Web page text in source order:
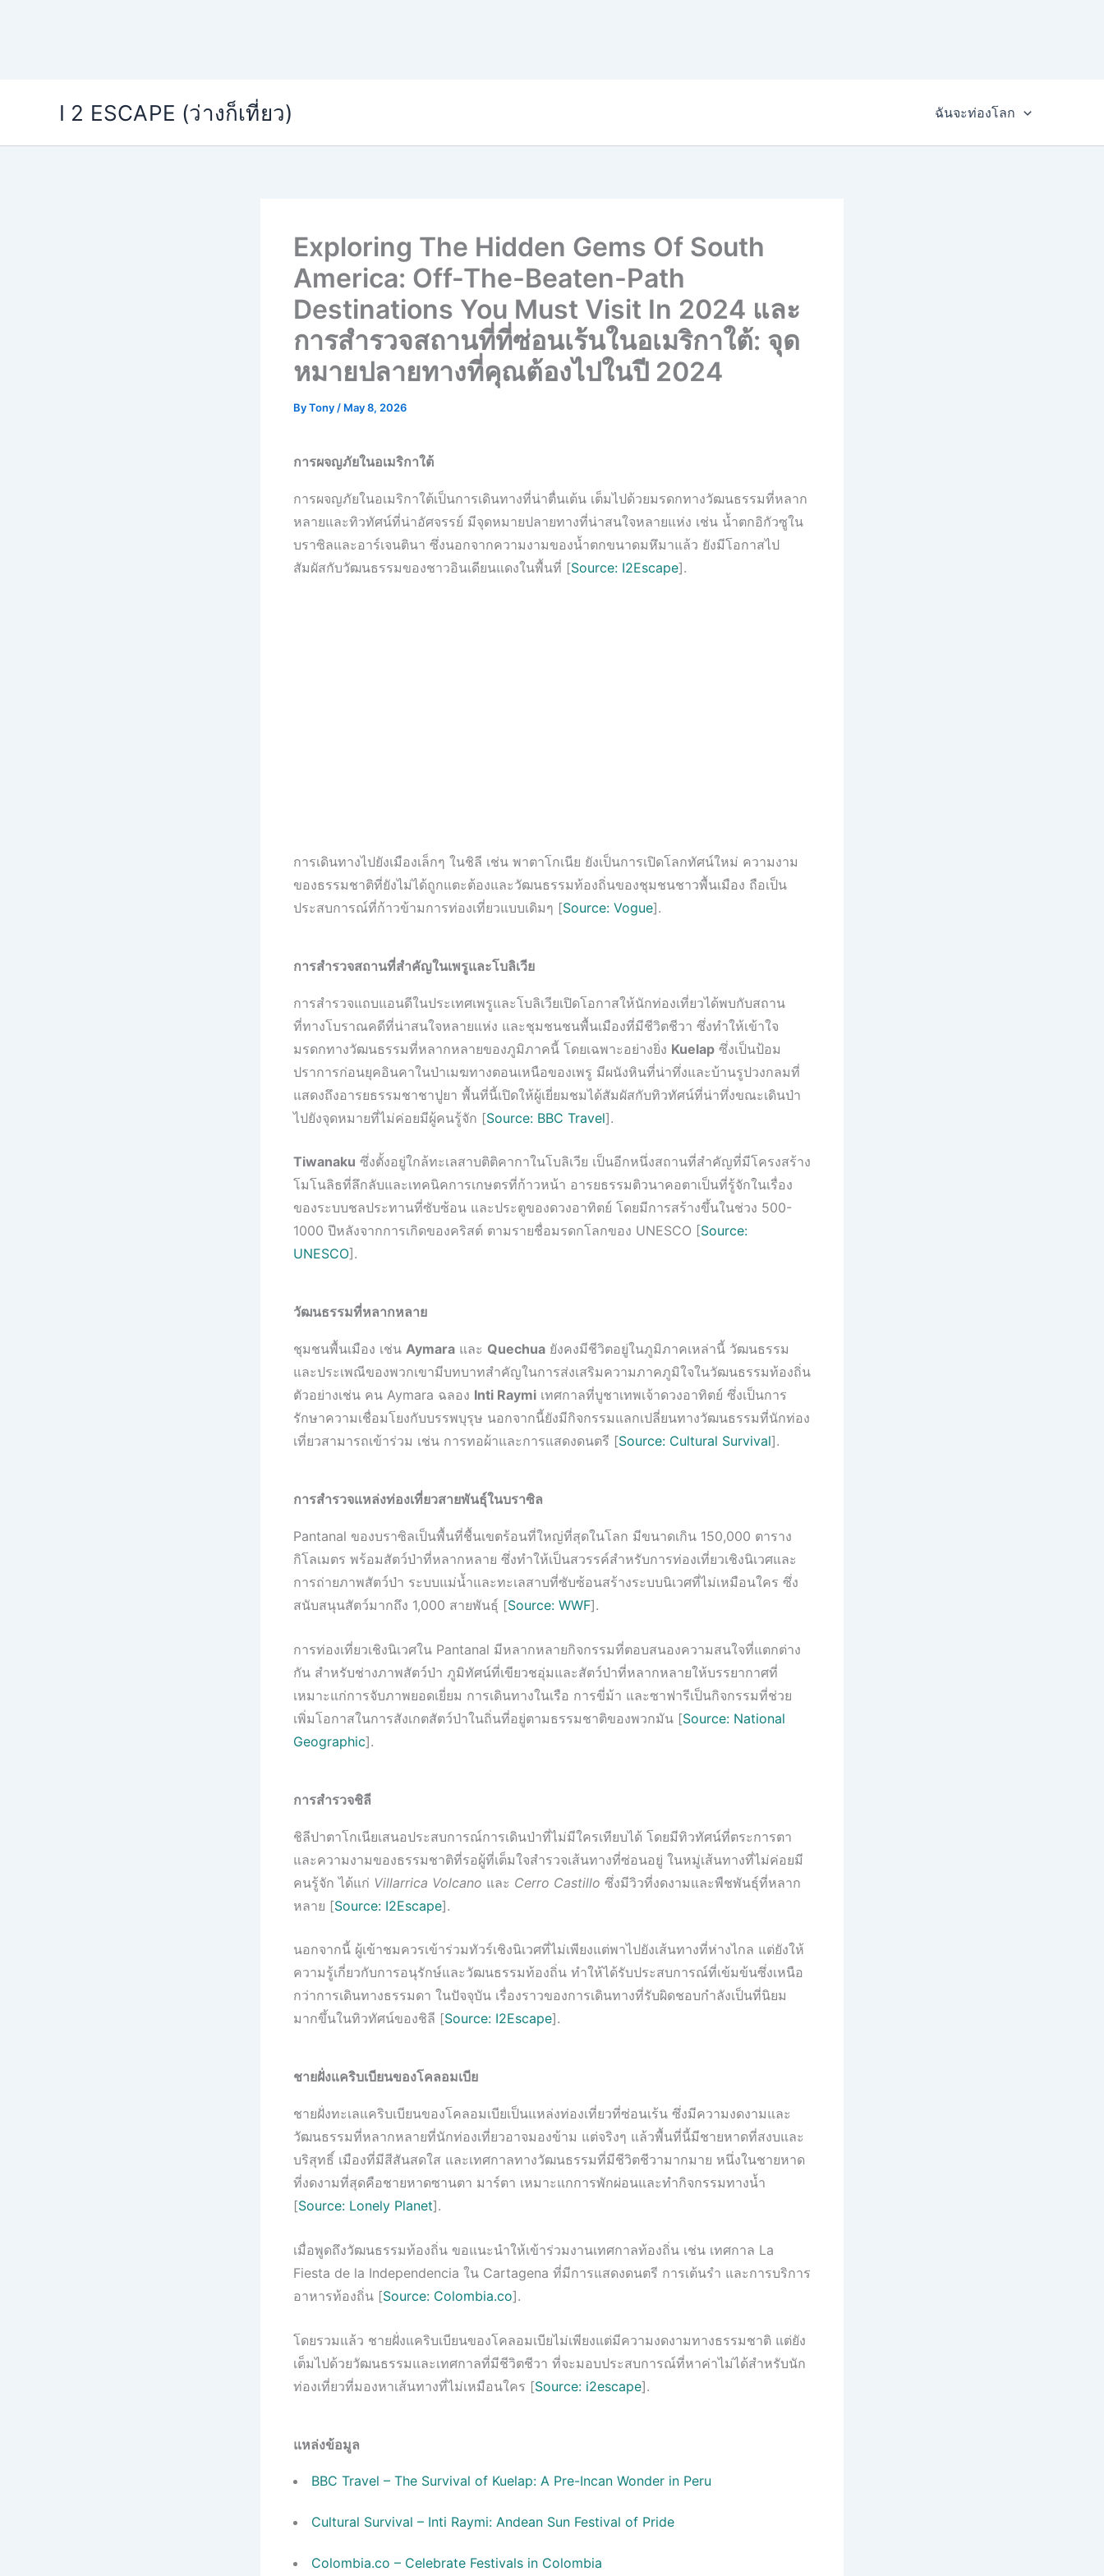
I 2 ESCAPE (ว่างก็เที่ยว) ฉันจะท่องโลก
Exploring The Hidden Gems Of South
America: Off-The-Beaten-Path
Destinations You Must Visit In 2024 และ
การสำรวจสถานที่ที่ซ่อนเร้นในอเมริกาใต้: จุด
หมายปลายทางที่คุณต้องไปในปี 2024
ByTony / May 8, 2026
การผจญภัยในอเมริกาใต้
การผจญภัยในอเมริกาใต้เป็นการเดินทางที่น่าตื่นเต้น เต็มไปด้วยมรดกทางวัฒนธรรมที่หลาก
หลายและทิวทัศน์ที่น่าอัศจรรย์ มีจุดหมายปลายทางที่น่าสนใจหลายแห่ง เช่น น้ำตกอิกัวซูใน
บราซิลและอาร์เจนตินา ซึ่งนอกจากความงามของน้ำตกขนาดมหึมาแล้ว ยังมีโอกาสไป
สัมผัสกับวัฒนธรรมของชาวอินเดียนแดงในพื้นที่ [Source: I2Escape].
การเดินทางไปยังเมืองเล็กๆ ในชิลี เช่น พาตาโกเนีย ยังเป็นการเปิดโลกทัศน์ใหม่ ความงาม
ของธรรมชาติที่ยังไม่ได้ถูกแตะต้องและวัฒนธรรมท้องถิ่นของชุมชนชาวพื้นเมือง ถือเป็น
ประสบการณ์ที่ก้าวข้ามการท่องเที่ยวแบบเดิมๆ [Source: Vogue].
การสำรวจสถานที่สำคัญในเพรูและโบลิเวีย
การสำรวจแถบแอนดีในประเทศเพรูและโบลิเวียเปิดโอกาสให้นักท่องเที่ยวได้พบกับสถาน
ที่ทางโบราณคดีที่น่าสนใจหลายแห่ง และชุมชนชนพื้นเมืองที่มีชีวิตชีวา ซึ่งทำให้เข้าใจ
มรดกทางวัฒนธรรมที่หลากหลายของภูมิภาคนี้ โดยเฉพาะอย่างยิ่ง Kuelap ซึ่งเป็นป้อม
ปราการก่อนยุคอินคาในป่าเมฆทางตอนเหนือของเพรู มีผนังหินที่น่าทึ่งและบ้านรูปวงกลมที่
แสดงถึงอารยธรรมชาชาปูยา พื้นที่นี้เปิดให้ผู้เยี่ยมชมได้สัมผัสกับทิวทัศน์ที่น่าทึ่งขณะเดินป่า
ไปยังจุดหมายที่ไม่ค่อยมีผู้คนรู้จัก [Source: BBC Travel].
Tiwanaku ซึ่งตั้งอยู่ใกล้ทะเลสาบติติคากาในโบลิเวีย เป็นอีกหนึ่งสถานที่สำคัญที่มีโครงสร้าง
โมโนลิธที่ลึกลับและเทคนิคการเกษตรที่ก้าวหน้า อารยธรรมติวนาคอตาเป็นที่รู้จักในเรื่อง
ของระบบชลประทานที่ซับซ้อน และประตูของดวงอาทิตย์ โดยมีการสร้างขึ้นในช่วง 500-
1000 ปีหลังจากการเกิดของคริสต์ ตามรายชื่อมรดกโลกของ UNESCO [Source:
UNESCO].
วัฒนธรรมที่หลากหลาย
ชุมชนพื้นเมือง เช่น Aymara และ Quechua ยังคงมีชีวิตอยู่ในภูมิภาคเหล่านี้ วัฒนธรรม
และประเพณีของพวกเขามีบทบาทสำคัญในการส่งเสริมความภาคภูมิใจในวัฒนธรรมท้องถิ่น
ตัวอย่างเช่น คน Aymara ฉลอง Inti Raymi เทศกาลที่บูชาเทพเจ้าดวงอาทิตย์ ซึ่งเป็นการ
รักษาความเชื่อมโยงกับบรรพบุรุษ นอกจากนี้ยังมีกิจกรรมแลกเปลี่ยนทางวัฒนธรรมที่นักท่อง
เที่ยวสามารถเข้าร่วม เช่น การทอผ้าและการแสดงดนตรี [Source: Cultural Survival].
การสำรวจแหล่งท่องเที่ยวสายพันธุ์ในบราซิล
Pantanal ของบราซิลเป็นพื้นที่ชื้นเขตร้อนที่ใหญ่ที่สุดในโลก มีขนาดเกิน 150,000 ตาราง
กิโลเมตร พร้อมสัตว์ป่าที่หลากหลาย ซึ่งทำให้เป็นสวรรค์สำหรับการท่องเที่ยวเชิงนิเวศและ
การถ่ายภาพสัตว์ป่า ระบบแม่น้ำและทะเลสาบที่ซับซ้อนสร้างระบบนิเวศที่ไม่เหมือนใคร ซึ่ง
สนับสนุนสัตว์มากถึง 1,000 สายพันธุ์ [Source: WWF].
การท่องเที่ยวเชิงนิเวศใน Pantanal มีหลากหลายกิจกรรมที่ตอบสนองความสนใจที่แตกต่าง
กัน สำหรับช่างภาพสัตว์ป่า ภูมิทัศน์ที่เขียวชอุ่มและสัตว์ป่าที่หลากหลายให้บรรยากาศที่
เหมาะแก่การจับภาพยอดเยี่ยม การเดินทางในเรือ การขี่ม้า และซาฟารีเป็นกิจกรรมที่ช่วย
เพิ่มโอกาสในการสังเกตสัตว์ป่าในถิ่นที่อยู่ตามธรรมชาติของพวกมัน [Source: National
Geographic].
การสำรวจชิลี
ชิลีปาตาโกเนียเสนอประสบการณ์การเดินป่าที่ไม่มีใครเทียบได้ โดยมีทิวทัศน์ที่ตระการตา
และความงามของธรรมชาติที่รอผู้ที่เต็มใจสำรวจเส้นทางที่ซ่อนอยู่ ในหมู่เส้นทางที่ไม่ค่อยมี
คนรู้จัก ได้แก่ Villarrica Volcano และ Cerro Castillo ซึ่งมีวิวที่งดงามและพืชพันธุ์ที่หลาก
หลาย [Source: I2Escape].
นอกจากนี้ ผู้เข้าชมควรเข้าร่วมทัวร์เชิงนิเวศที่ไม่เพียงแต่พาไปยังเส้นทางที่ห่างไกล แต่ยังให้
ความรู้เกี่ยวกับการอนุรักษ์และวัฒนธรรมท้องถิ่น ทำให้ได้รับประสบการณ์ที่เข้มข้นซึ่งเหนือ
กว่าการเดินทางธรรมดา ในปัจจุบัน เรื่องราวของการเดินทางที่รับผิดชอบกำลังเป็นที่นิยม
มากขึ้นในทิวทัศน์ของชิลี [Source: I2Escape].
ชายฝั่งแคริบเบียนของโคลอมเบีย
ชายฝั่งทะเลแคริบเบียนของโคลอมเบียเป็นแหล่งท่องเที่ยวที่ซ่อนเร้น ซึ่งมีความงดงามและ
วัฒนธรรมที่หลากหลายที่นักท่องเที่ยวอาจมองข้าม แต่จริงๆ แล้วพื้นที่นี้มีชายหาดที่สงบและ
บริสุทธิ์ เมืองที่มีสีสันสดใส และเทศกาลทางวัฒนธรรมที่มีชีวิตชีวามากมาย หนึ่งในชายหาด
ที่งดงามที่สุดคือชายหาดซานตา มาร์ตา เหมาะแกการพักผ่อนและทำกิจกรรมทางน้ำ
[Source: Lonely Planet].
เมื่อพูดถึงวัฒนธรรมท้องถิ่น ขอแนะนำให้เข้าร่วมงานเทศกาลท้องถิ่น เช่น เทศกาล La
Fiesta de la Independencia ใน Cartagena ที่มีการแสดงดนตรี การเต้นรำ และการบริการ
อาหารท้องถิ่น [Source: Colombia.co].
โดยรวมแล้ว ชายฝั่งแคริบเบียนของโคลอมเบียไม่เพียงแต่มีความงดงามทางธรรมชาติ แต่ยัง
เต็มไปด้วยวัฒนธรรมและเทศกาลที่มีชีวิตชีวา ที่จะมอบประสบการณ์ที่หาค่าไม่ได้สำหรับนัก
ท่องเที่ยวที่มองหาเส้นทางที่ไม่เหมือนใคร [Source: i2escape].
แหล่งข้อมูล
BBC Travel – The Survival of Kuelap: A Pre-Incan Wonder in Peru
Cultural Survival – Inti Raymi: Andean Sun Festival of Pride
Colombia.co – Celebrate Festivals in Colombia